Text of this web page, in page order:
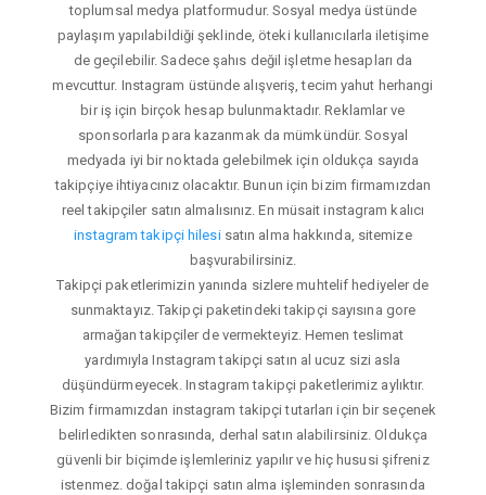
toplumsal medya platformudur. Sosyal medya üstünde
paylaşım yapılabildiği şeklinde, öteki kullanıcılarla iletişime
de geçilebilir. Sadece şahıs değil işletme hesapları da
mevcuttur. Instagram üstünde alışveriş, tecim yahut herhangi
bir iş için birçok hesap bulunmaktadır. Reklamlar ve
sponsorlarla para kazanmak da mümkündür. Sosyal
medyada iyi bir noktada gelebilmek için oldukça sayıda
takipçiye ihtiyacınız olacaktır. Bunun için bizim firmamızdan
reel takipçiler satın almalısınız. En müsait instagram kalıcı
instagram takipçi hilesisatın alma hakkında, sitemize
başvurabilirsiniz.
Takipçi paketlerimizin yanında sizlere muhtelif hediyeler de
sunmaktayız. Takipçi paketindeki takipçi sayısına gore
armağan takipçiler de vermekteyiz. Hemen teslimat
yardımıyla Instagram takipçi satın al ucuz sizi asla
düşündürmeyecek. Instagram takipçi paketlerimiz aylıktır.
Bizim firmamızdan instagram takipçi tutarları için bir seçenek
belirledikten sonrasında, derhal satın alabilirsiniz. Oldukça
güvenli bir biçimde işlemleriniz yapılır ve hiç hususi şifreniz
istenmez. doğal takipçi satın alma işleminden sonrasında